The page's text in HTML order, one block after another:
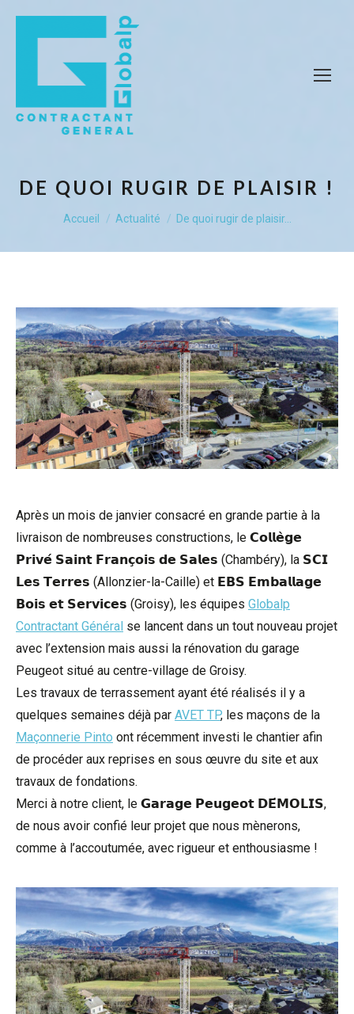
DE QUOI RUGIR DE PLAISIR !
Vous êtes ici :
Accueil Actualité De quoi rugir de plaisir…
Après un mois de janvier consacré en grande partie à la
livraison de nombreuses constructions, le 𝗖𝗼𝗹𝗹𝗲̀𝗴𝗲
𝗣𝗿𝗶𝘃𝗲́ 𝗦𝗮𝗶𝗻𝘁 𝗙𝗿𝗮𝗻𝗰̧𝗼𝗶𝘀 𝗱𝗲 𝗦𝗮𝗹𝗲𝘀 (Chambéry), la 𝗦𝗖𝗜
𝗟𝗲𝘀 𝗧𝗲𝗿𝗿𝗲𝘀 (Allonzier-la-Caille) et 𝗘𝗕𝗦 𝗘𝗺𝗯𝗮𝗹𝗹𝗮𝗴𝗲
𝗕𝗼𝗶𝘀 𝗲𝘁 𝗦𝗲𝗿𝘃𝗶𝗰𝗲𝘀 (Groisy), les équipes Globalp
Contractant Général se lancent dans un tout nouveau projet
avec l’extension mais aussi la rénovation du garage
Peugeot situé au centre-village de Groisy.
Les travaux de terrassement ayant été réalisés il y a
quelques semaines déjà par AVET TP, les maçons de la
Maçonnerie Pinto ont récemment investi le chantier afin
de procéder aux reprises en sous œuvre du site et aux
travaux de fondations.
Merci à notre client, le 𝗚𝗮𝗿𝗮𝗴𝗲 𝗣𝗲𝘂𝗴𝗲𝗼𝘁 𝗗𝗘́𝗠𝗢𝗟𝗜𝗦,
de nous avoir confié leur projet que nous mènerons,
comme à l’accoutumée, avec rigueur et enthousiasme !